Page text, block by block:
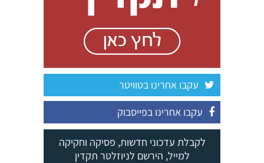
עקבו אחרינו בטוויטר
עקבו אחרינו בפייסבוק
לקבלת עדכוני חדשות, פסיקה וחקיקה
למייל, הירשם לניוזלטר תקדין